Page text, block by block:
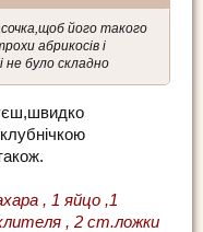
його такого
абрикосів і
не було складно
, 1 яйцо ,1
, 2 ст.ложки